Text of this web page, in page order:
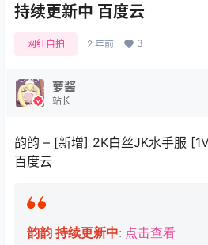
持续更新中 百度云
网红自拍 2 年前 3
萝酱
站长
韵韵 – [新增] 2K白丝JK水手服
百度云
韵韵 持续更新中: 点击查看